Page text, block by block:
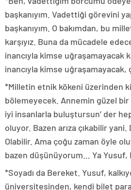
başkanıyım. Vadettiği görevini
başkanıyım. O bakımdan, bu
karşıyız. Buna da mücadele
inancıyla kimse uğraşamayacak
inancıyla kimse uğraşamayacak,
*Milletin etnik kökeni üzerinden
bölemeyecek. Annemin güzel bir
iyi insanlarla buluştursun’ der
oluyor. Bazen arıza çıkabilir
Olabilir. Ama çoğu zaman öyle
bazen düşünüyorum… Ya Yusuf,
*Soyadı da Bereket. Yusuf,
üniversitesinden, kendi bilet